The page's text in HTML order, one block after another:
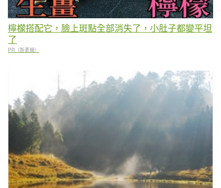
檸檬搭配它，臉上斑點全部消失了，小肚子都變平坦
了
PR（新素簡）